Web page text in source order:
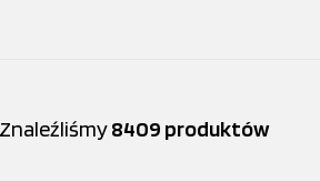
Znaleźliśmy8409 produktów